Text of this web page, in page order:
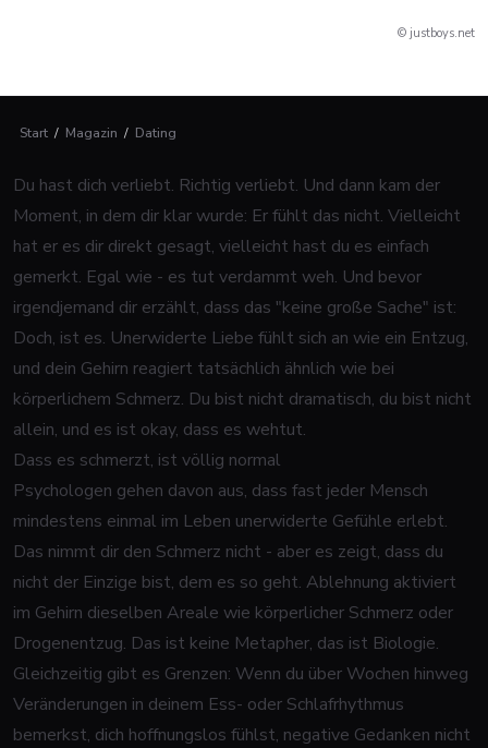
© justboys.net
Start / Magazin / Dating
Du hast dich verliebt. Richtig verliebt. Und dann kam der
Moment, in dem dir klar wurde: Er fühlt das nicht. Vielleicht
hat er es dir direkt gesagt, vielleicht hast du es einfach
gemerkt. Egal wie - es tut verdammt weh. Und bevor
irgendjemand dir erzählt, dass das "keine große Sache" ist:
Doch, ist es. Unerwiderte Liebe fühlt sich an wie ein Entzug,
und dein Gehirn reagiert tatsächlich ähnlich wie bei
körperlichem Schmerz. Du bist nicht dramatisch, du bist nicht
allein, und es ist okay, dass es wehtut.
Dass es schmerzt, ist völlig normal
Psychologen gehen davon aus, dass fast jeder Mensch
mindestens einmal im Leben unerwiderte Gefühle erlebt.
Das nimmt dir den Schmerz nicht - aber es zeigt, dass du
nicht der Einzige bist, dem es so geht. Ablehnung aktiviert
im Gehirn dieselben Areale wie körperlicher Schmerz oder
Drogenentzug. Das ist keine Metapher, das ist Biologie.
Gleichzeitig gibt es Grenzen: Wenn du über Wochen hinweg
Veränderungen in deinem Ess- oder Schlafrhythmus
bemerkst, dich hoffnungslos fühlst, negative Gedanken nicht